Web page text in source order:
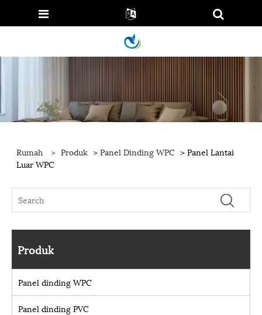
Rumah > Produk >Panel Dinding WPC > Panel Lantai
Luar WPC
Produk
Panel dinding WPC
Panel dinding PVC